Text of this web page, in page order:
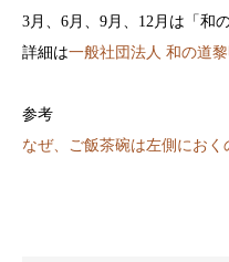
3月、6月、9月、12月は「和
詳細は一般社団法人 和の道
参考
なぜ、ご飯茶碗は左側におく